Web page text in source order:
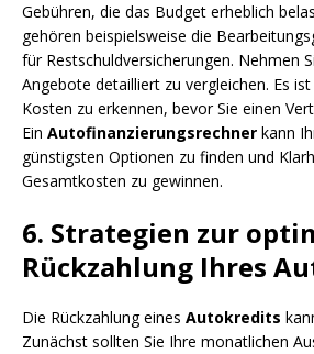
Gebühren, die das Budget erheblich
gehören beispielsweise die
für Restschuldversicherungen. Nehmen
Angebote detailliert zu vergleichen. Es
Kosten zu erkennen, bevor Sie einen
Ein Autofinanzierungsrechner kann
günstigsten Optionen zu finden und
Gesamtkosten zu gewinnen.
6. Strategien zur
Rückzahlung Ihres
Die Rückzahlung eines Autokredits
Zunächst sollten Sie Ihre monatlichen